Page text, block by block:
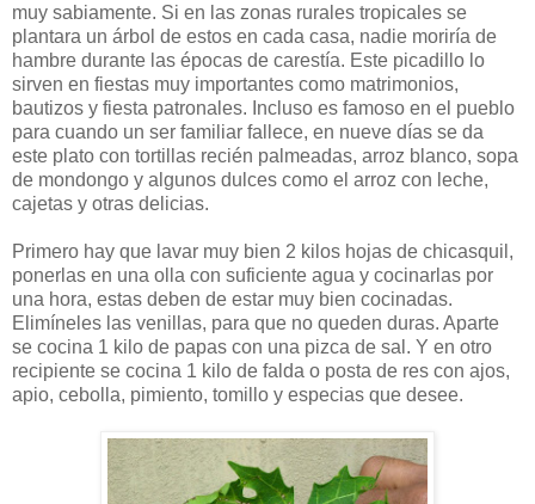
muy sabiamente. Si en las zonas rurales tropicales se
plantara un árbol de estos en cada casa, nadie moriría de
hambre durante las épocas de carestía. Este picadillo lo
sirven en fiestas muy importantes como matrimonios,
bautizos y fiesta patronales. Incluso es famoso en el pueblo
para cuando un ser familiar fallece, en nueve días se da
este plato con tortillas recién palmeadas, arroz blanco, sopa
de mondongo y algunos dulces como el arroz con leche,
cajetas y otras delicias.
Primero hay que lavar muy bien 2 kilos hojas de chicasquil,
ponerlas en una olla con suficiente agua y cocinarlas por
una hora, estas deben de estar muy bien cocinadas.
Elimíneles las venillas, para que no queden duras. Aparte
se cocina 1 kilo de papas con una pizca de sal. Y en otro
recipiente se cocina 1 kilo de falda o posta de res con ajos,
apio, cebolla, pimiento, tomillo y especias que desee.